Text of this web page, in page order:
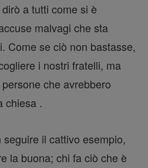
a tutti come si è
malvagi che sta
Come se ciò non bastasse,
i nostri fratelli, ma
che avrebbero
chiesa .
il cattivo esempio,
la buona; chi fa ciò che è